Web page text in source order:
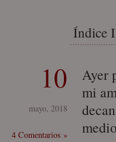
Índice
10
mayo, 2018
4 Comentarios »
Ayer
mi